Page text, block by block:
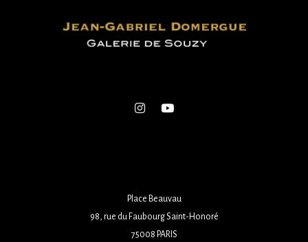
Place Beauvau
98, rue du Faubourg Saint-Honoré
75008 PARIS